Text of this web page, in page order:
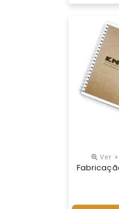
Ver